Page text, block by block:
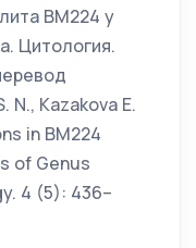
ВМ224 у
Цитология.
N., Kazakova E.
in BM224
of Genus
4 (5): 436–